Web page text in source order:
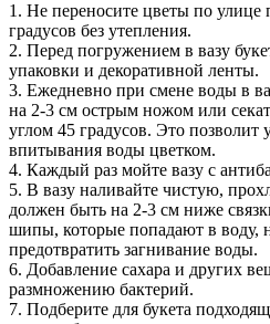
1. Не переносите цветы по улице
градусов без утепления.
2. Перед погружением в вазу
упаковки и декоративной ленты.
3. Ежедневно при смене воды в
на 2-3 см острым ножом или
углом 45 градусов. Это позволит
впитывания воды цветком.
4. Каждый раз мойте вазу с
5. В вазу наливайте чистую,
должен быть на 2-3 см ниже
шипы, которые попадают в воду,
предотвратить загнивание воды.
6. Добавление сахара и других
размножению бактерий.
7. Подберите для букета